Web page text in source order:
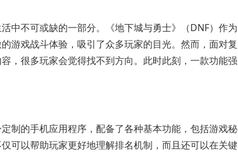
中不可或缺的一部分。《地下城与勇士》（DNF）作为
游戏战斗体验，吸引了众多玩家的目光。然而，面对复
，很多玩家会觉得找不到方向。此时此刻，一款功能强
制的手机应用程序，配备了各种基本功能，包括游戏秘
可以帮助玩家更好地理解排名机制，而且还可以在关键